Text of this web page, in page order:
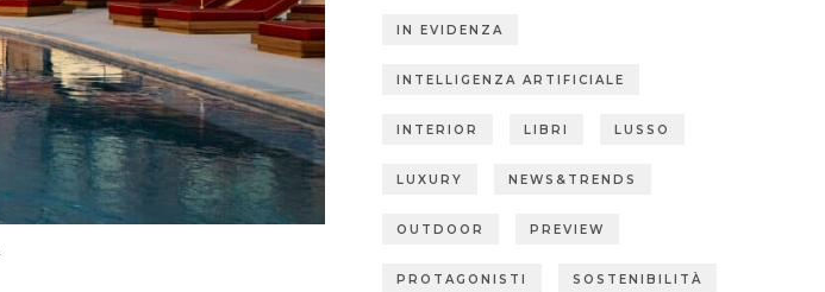
IN EVIDENZA
INTELLIGENZA ARTIFICIALE
INTERIOR LIBRI LUSSO
LUXURY NEWS&TRENDS
OUTDOOR PREVIEW
PROTAGONISTI SOSTENIBILITÀ